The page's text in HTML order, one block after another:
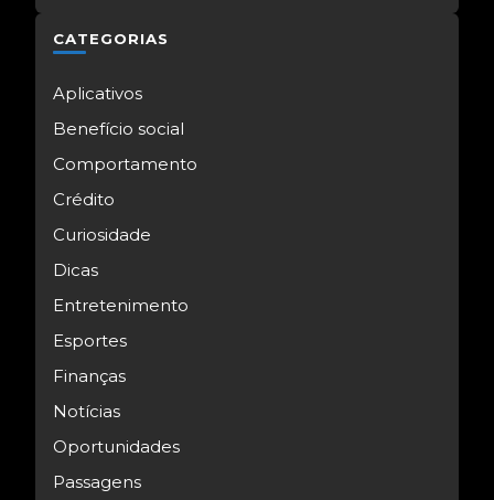
CATEGORIAS
Aplicativos
Benefício social
Comportamento
Crédito
Curiosidade
Dicas
Entretenimento
Esportes
Finanças
Notícias
Oportunidades
Passagens